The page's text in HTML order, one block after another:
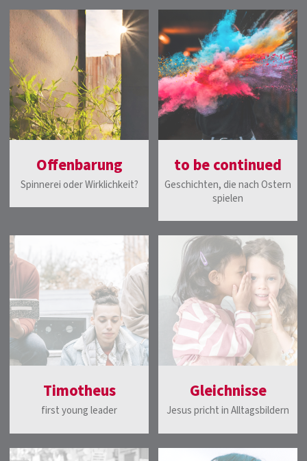
Offenbarung
Spinnerei oder Wirklichkeit?
to be continued
Geschichten, die nach Ostern
spielen
Timotheus
first young leader
Gleichnisse
Jesus pricht in Alltagsbildern